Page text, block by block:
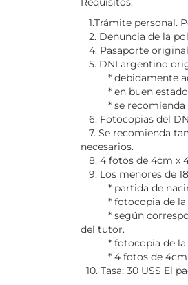
1.Trámite personal.
2. Denuncia de la
4. Pasaporte
5. DNI argentino
* debidamente
* en buen estado
* se recomienda
6. Fotocopias del
7. Se recomienda
necesarios.
8. 4 fotos de 4cm x
9. Los menores de
* partida de
* fotocopia de la
* según
del tutor.
* fotocopia de la
* 4 fotos de 4cm x
10. Tasa: 30 U$S El